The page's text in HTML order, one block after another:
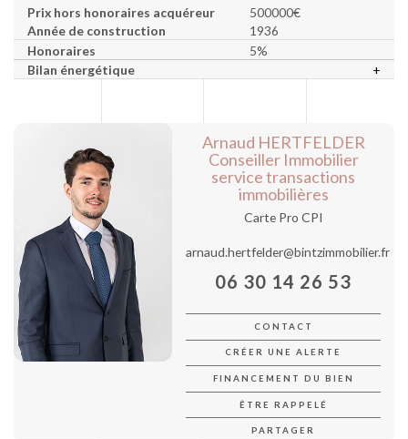
Prix hors honoraires acquéreur
500000€
Année de construction
1936
Honoraires
5%
Bilan énergétique
+
Arnaud HERTFELDER
Conseiller Immobilier
service transactions
immobilières
Carte Pro CPI
arnaud.hertfelder@bintzimmobilier.fr
06 30 14 26 53
CONTACT
CRÉER UNE ALERTE
FINANCEMENT DU BIEN
ÊTRE RAPPELÉ
PARTAGER